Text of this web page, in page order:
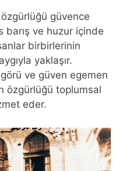
güvence
barış ve huzur içinde
birbirlerinin
yaklaşır.
ve güven egemen
özgürlüğü toplumsal
eder.